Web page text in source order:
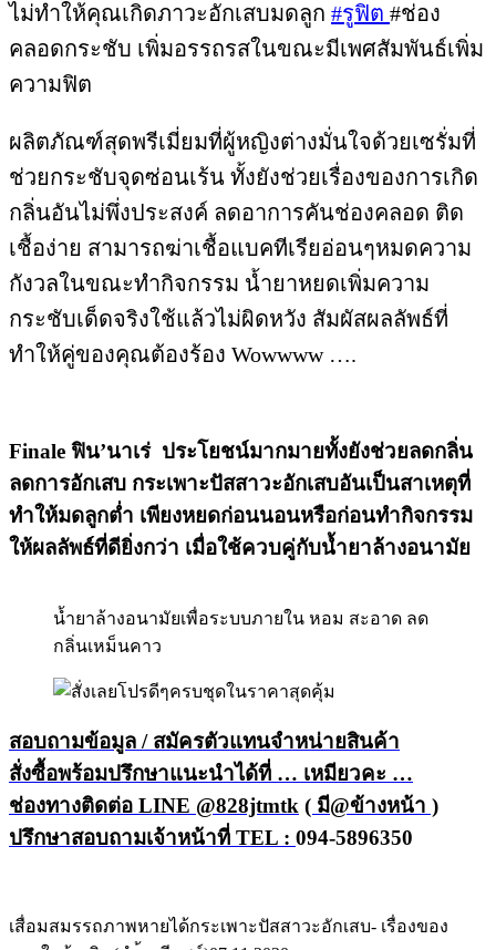
ไม่ทำให้คุณเกิดภาวะอักเสบมดลูก #รูฟิต #ช่อง
คลอดกระชับ เพิ่มอรรถรสในขณะมีเพศสัมพันธ์เพิ่ม
ความฟิต
ผลิตภัณฑ์สุดพรีเมี่ยมที่ผู้หญิงต่างมั่นใจด้วยเซรั่มที่
ช่วยกระชับจุดซ่อนเร้น ทั้งยังช่วยเรื่องของการเกิด
กลิ่นอันไม่พึ่งประสงค์ ลดอาการคันช่องคลอด ติด
เชื้อง่าย สามารถฆ่าเชื้อแบคทีเรียอ่อนๆหมดความ
กังวลในขณะทำกิจกรรม น้ำยาหยดเพิ่มความ
กระชับเด็ดจริงใช้แล้วไม่ผิดหวัง สัมผัสผลลัพธ์ที่
ทำให้คู่ของคุณต้องร้อง Wowwww ….
Finale ฟิน’นาเร่ ประโยชน์มากมายทั้งยังช่วยลดกลิ่น
ลดการอักเสบ กระเพาะปัสสาวะอักเสบอันเป็นสาเหตุที่
ทำให้มดลูกต่ำ เพียงหยดก่อนนอนหรือก่อนทำกิจกรรม
ให้ผลลัพธ์ที่ดียิ่งกว่า เมื่อใช้ควบคู่กับน้ำยาล้างอนามัย
น้ำยาล้างอนามัยเพื่อระบบภายใน หอม สะอาด ลด
กลิ่นเหม็นคาว
สอบถามข้อมูล / สมัครตัวแทนจำหน่ายสินค้า
สั่งซื้อพร้อมปรึกษาแนะนำได้ที่ … เหมียวคะ …
ช่องทางติดต่อ LINE @828jtmtk ( มี@ข้างหน้า )
ปรึกษาสอบถามเจ้าหน้าที่ TEL : 094-5896350
เสื่อมสมรรถภาพหายได้กระเพาะปัสสาวะอักเสบ- เรื่องของ